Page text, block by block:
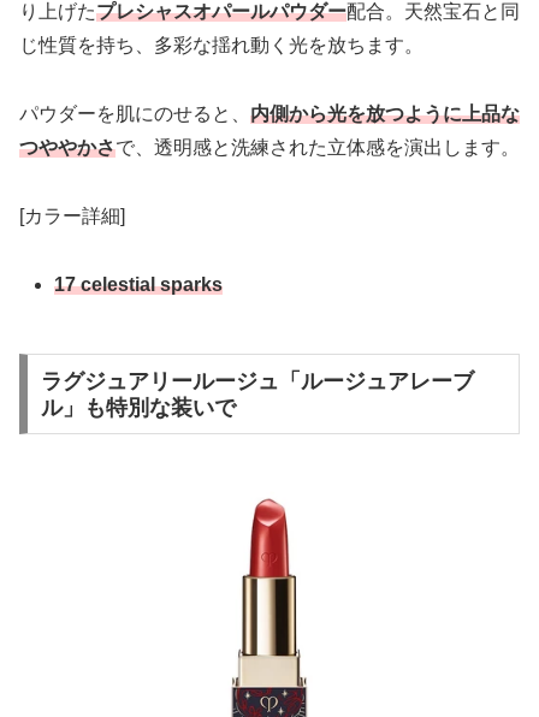
り上げたプレシャスオパールパウダー配合。天然宝石と同
じ性質を持ち、多彩な揺れ動く光を放ちます。
パウダーを肌にのせると、 内側から光を放つように上品な
つややかさで、透明感と洗練された立体感を演出します。
[カラー詳細]
17 celestial sparks
ラグジュアリールージュ「ルージュアレーブ
ル」も特別な装いで